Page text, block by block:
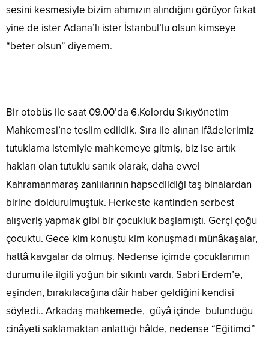
sesini kesmesiyle bizim ahımızın alındığını görüyor fakat
yine de ister Adana’lı ister İstanbul’lu olsun kimseye
“beter olsun” diyemem.
Bir otobüs ile saat 09.00’da 6.Kolordu Sıkıyönetim
Mahkemesi’ne teslim edildik. Sıra ile alınan ifâdelerimiz
tutuklama istemiyle mahkemeye gitmiş, biz ise artık
hakları olan tutuklu sanık olarak, daha evvel
Kahramanmaraş zanlılarının hapsedildiği taş binalardan
birine doldurulmuştuk. Herkeste kantinden serbest
alışveriş yapmak gibi bir çocukluk başlamıştı. Gerçi çoğu
çocuktu. Gece kim konuştu kim konuşmadı münâkaşalar,
hattâ kavgalar da olmuş. Nedense içimde çocuklarımın
durumu ile ilgili yoğun bir sıkıntı vardı. Sabri Erdem’e,
eşinden, bırakılacağına dâir haber geldiğini kendisi
söyledi.. Arkadaş mahkemede, güyâ içinde bulunduğu
cinâyeti saklamaktan anlattığı hâlde, nedense “Eğitimci”